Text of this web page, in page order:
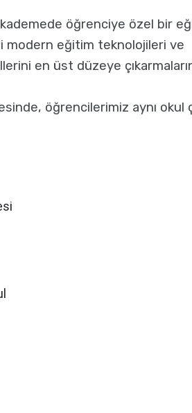
kademede öğrenciye özel bir
modern eğitim teknolojileri ve
en üst düzeye
öğrencilerimiz aynı okul